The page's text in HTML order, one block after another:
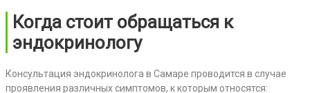
Когда стоит обращаться к
эндокринологу
Консультация эндокринолога в Самаре проводится в случае
проявления различных симптомов, к которым относятся: